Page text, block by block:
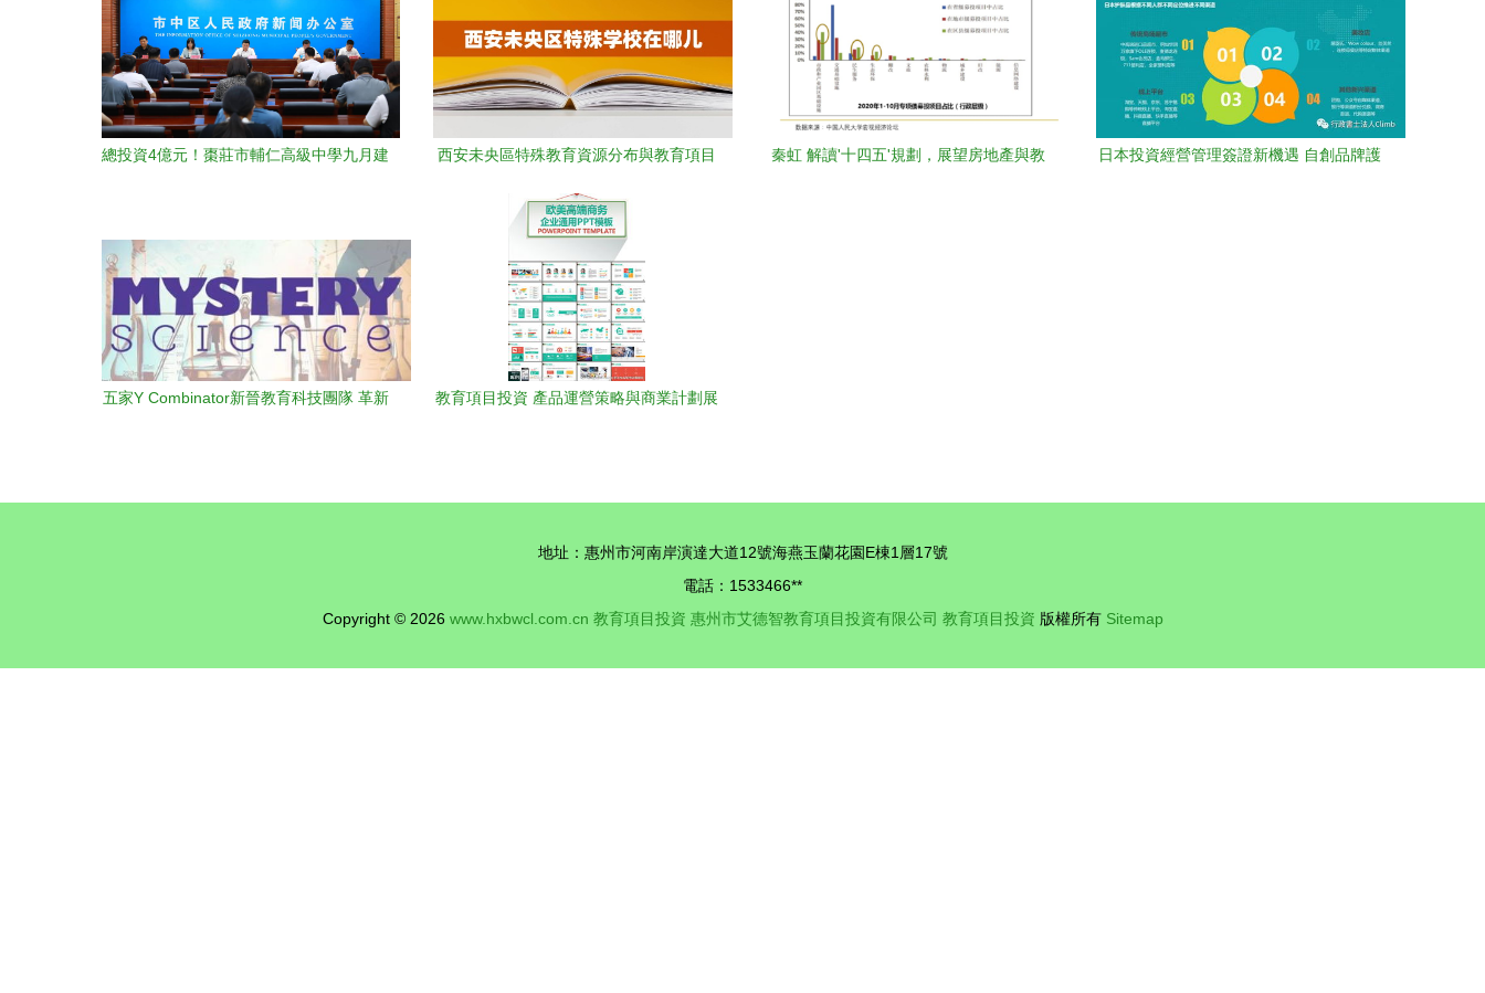
總投資4億元！棗莊市輔仁高級中學九月建
西安未央區特殊教育資源分布與教育項目
秦虹 解讀'十四五'規劃，展望房地產與教
日本投資經營管理簽證新機遇 自創品牌護
五家Y Combinator新晉教育科技團隊 革新
教育項目投資 產品運營策略與商業計劃展
地址：惠州市河南岸演達大道12號海燕玉蘭花園E棟1層17號
電話：1533466**
Copyright © 2026 www.hxbwcl.com.cn 教育項目投資 惠州市艾德智教育項目投資有限公司 教育項目投資 版權所有 Sitemap